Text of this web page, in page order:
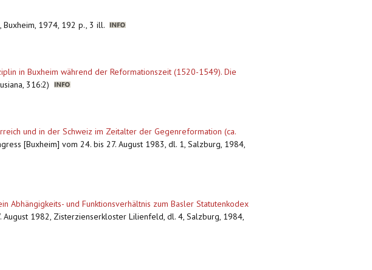
, Buxheim, 1974, 192 p., 3 ill.
in Buxheim während der Reformationszeit (1520-1549). Die
316:2)
und in der Schweiz im Zeitalter der Gegenreformation (ca.
[Buxheim] vom 24. bis 27. August 1983, dl. 1, Salzburg, 1984,
Abhängigkeits- und Funktionsverhältnis zum Basler Statutenkodex
1982, Zisterzienserkloster Lilienfeld, dl. 4, Salzburg, 1984,